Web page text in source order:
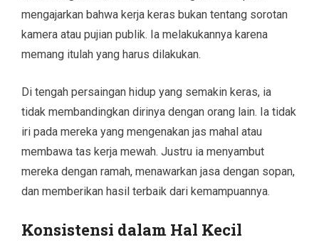
mengajarkan bahwa kerja keras bukan tentang sorotan
kamera atau pujian publik. Ia melakukannya karena
memang itulah yang harus dilakukan.
Di tengah persaingan hidup yang semakin keras, ia
tidak membandingkan dirinya dengan orang lain. Ia tidak
iri pada mereka yang mengenakan jas mahal atau
membawa tas kerja mewah. Justru ia menyambut
mereka dengan ramah, menawarkan jasa dengan sopan,
dan memberikan hasil terbaik dari kemampuannya.
Konsistensi dalam Hal Kecil